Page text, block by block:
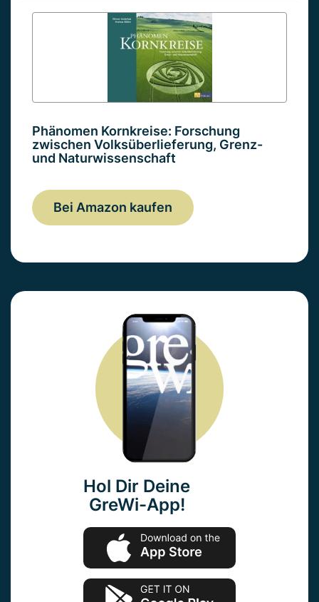
Phänomen Kornkreise: Forschung
zwischen Volksüberlieferung, Grenz-
und Naturwissenschaft
Bei Amazon kaufen
Hol Dir Deine
GreWi-App!